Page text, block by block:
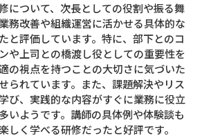
について、次長としての役割や振る舞
務改善や組織運営に活かせる具体的な
と評価しています。特に、部下とのコ
や上司との橋渡し役としての重要性を
の視点を持つことの大切さに気づいた
られています。また、課題解決やリス
び、実践的な内容がすぐに業務に役立
いようです。講師の具体例や体験談も
しく学べる研修だったと好評です。